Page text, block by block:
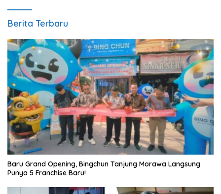
Berita Terbaru
‎Baru Grand Opening, Bingchun Tanjung Morawa Langsung
Punya 5 Franchise Baru!